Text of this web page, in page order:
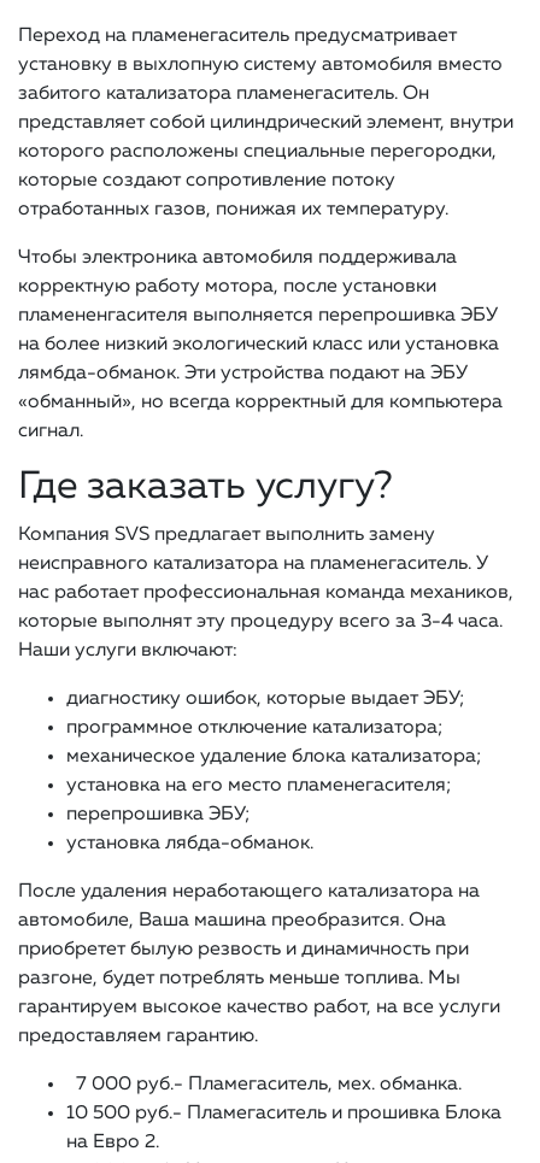
Переход на пламенегаситель предусматривает
установку в выхлопную систему автомобиля вместо
забитого катализатора пламенегаситель. Он
представляет собой цилиндрический элемент, внутри
которого расположены специальные перегородки,
которые создают сопротивление потоку
отработанных газов, понижая их температуру.
Чтобы электроника автомобиля поддерживала
корректную работу мотора, после установки
пламененгасителя выполняется перепрошивка ЭБУ
на более низкий экологический класс или установка
лямбда-обманок. Эти устройства подают на ЭБУ
«обманный», но всегда корректный для компьютера
сигнал.
Где заказать услугу?
Компания SVS предлагает выполнить замену
неисправного катализатора на пламенегаситель. У
нас работает профессиональная команда механиков,
которые выполнят эту процедуру всего за 3-4 часа.
Наши услуги включают:
диагностику ошибок, которые выдает ЭБУ;
программное отключение катализатора;
механическое удаление блока катализатора;
установка на его место пламенегасителя;
перепрошивка ЭБУ;
установка лябда-обманок.
После удаления неработающего катализатора на
автомобиле, Ваша машина преобразится. Она
приобретет былую резвость и динамичность при
разгоне, будет потреблять меньше топлива. Мы
гарантируем высокое качество работ, на все услуги
предоставляем гарантию.
7 000 руб.- Пламегаситель, мех. обманка.
10 500 руб.- Пламегаситель и прошивка Блока
на Евро 2.